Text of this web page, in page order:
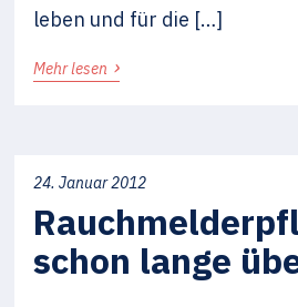
leben und für die […]
Mehr lesen ›
24. Januar 2012
schon lange